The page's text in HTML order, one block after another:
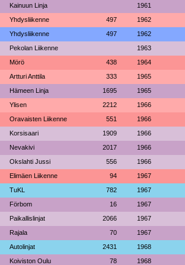
Kainuun Linja 1961
Yhdysliikenne 497 1962
Yhdysliikenne 497 1962
Pekolan Liikenne 1963
Mörö 438 1964
Artturi Anttila 333 1965
Hämeen Linja 1695 1965
Ylisen 2212 1966
Oravaisten Liikenne 551 1966
Korsisaari 1909 1966
Nevakivi 2017 1966
Okslahti Jussi 556 1966
Elimäen Liikenne 94 1967
TuKL 782 1967
Förbom 16 1967
Paikallislinjat 2066 1967
Rajala 70 1967
Autolinjat 2431 1968
Koiviston Oulu 78 1968